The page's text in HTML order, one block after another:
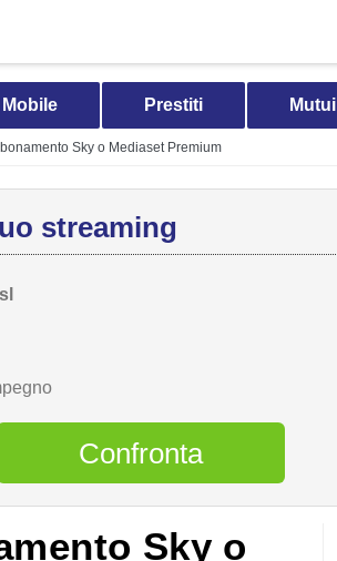
Mobile Prestiti Mutui
Sky o Mediaset Premium
streaming
Confronta
Sky o